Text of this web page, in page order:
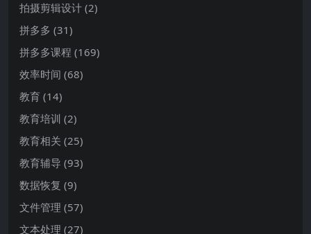
拍摄剪辑设计 (2)
拼多多 (31)
拼多多课程 (169)
效率时间 (68)
教育 (14)
教育培训 (2)
教育相关 (25)
教育辅导 (93)
数据恢复 (9)
文件管理 (57)
文本处理 (27)